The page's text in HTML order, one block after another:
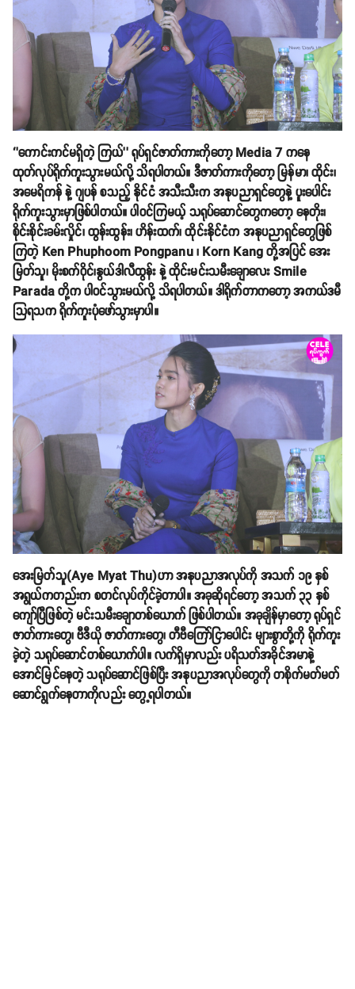
‘’ကောင်းကင်မရှိတဲ့ ကြယ်’’ ရုပ်ရှင်ဇာတ်ကားကိုတော့ Media 7 ကနေ
ထုတ်လုပ်ရိုက်ကူးသွားမယ်လို့ သိရပါတယ်။ ဒီဇာတ်ကားကိုတော့ မြန်မာ၊ ထိုင်း၊
အမေရိကန် နဲ့ ဂျပန် စသည့် နိုင်ငံ အသီးသီးက အနုပညာရှင်တွေနဲ့ ပူးပေါင်း
ရိုက်ကူးသွားမှာဖြစ်ပါတယ်။ ပါဝင်ကြမယ့် သရုပ်ဆောင်တွေကတော့ နေတိုး၊
စိုင်းစိုင်းခမ်းလှိုင်၊ ထွန်းထွန်း၊ ဟိန်းထက်၊ ထိုင်းနိုင်ငံက အနုပညာရှင်တွေဖြစ်
ကြတဲ့ Ken Phuphoom Pongpanu ၊ Korn Kang တို့အပြင် အေး
မြတ်သူ၊ မိုးစက်ဝိုင်၊နွယ်ဒါလီထွန်း နဲ့ ထိုင်းမင်းသမီးချောလေး Smile
Parada တို့က ပါဝင်သွားမယ်လို့ သိရပါတယ်။ ဒါရိုက်တာကတော့ အကယ်ဒမီ
သြရသက ရိုက်ကူးပုံဖော်သွားမှာပါ။
အေးမြတ်သူ(Aye Myat Thu)ဟာ အနုပညာအလုပ်ကို အသက် ၁၉ နှစ်
အရွယ်ကတည်းက စတင်လုပ်ကိုင်ခဲ့တာပါ။ အခုဆိုရင်တော့ အသက် ၃၃ နှစ်
ကျော်ပြီဖြစ်တဲ့ မင်းသမီးချောတစ်ယောက် ဖြစ်ပါတယ်။ အခုချိန်မှာတော့ ရုပ်ရှင်
ဇာတ်ကားတွေ၊ ဗီဒီယို ဇာတ်ကားတွေ၊ တီဗီကြော်ငြာပေါင်း များစွာတို့ကို ရိုက်ကူး
ခဲ့တဲ့ သရုပ်ဆောင်တစ်ယောက်ပါ။ လက်ရှိမှာလည်း ပရိသတ်အခိုင်အမာနဲ့
အောင်မြင်နေတဲ့ သရုပ်ဆောင်ဖြစ်ပြီး အနုပညာအလုပ်တွေကို တစိုက်မတ်မတ်
ဆောင်ရွက်နေတာကိုလည်း တွေ့ရပါတယ်။